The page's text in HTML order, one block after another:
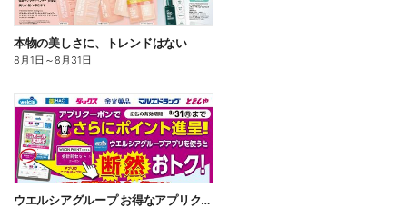
本物の美しさに、トレンドはない
8月1日 ～8月31日
ウエルシアグループ お得なアプリクーポン